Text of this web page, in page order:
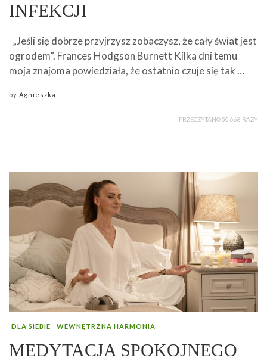
INFEKCJI
„Jeśli się dobrze przyjrzysz zobaczysz, że cały świat jest
ogrodem”. Frances Hodgson Burnett Kilka dni temu
moja znajoma powiedziała, że ostatnio czuje się tak …
by Agnieszka
PRZECZYTANO 50 668 RAZY
DLA SIEBIE WEWNĘTRZNA HARMONIA
MEDYTACJA SPOKOJNEGO